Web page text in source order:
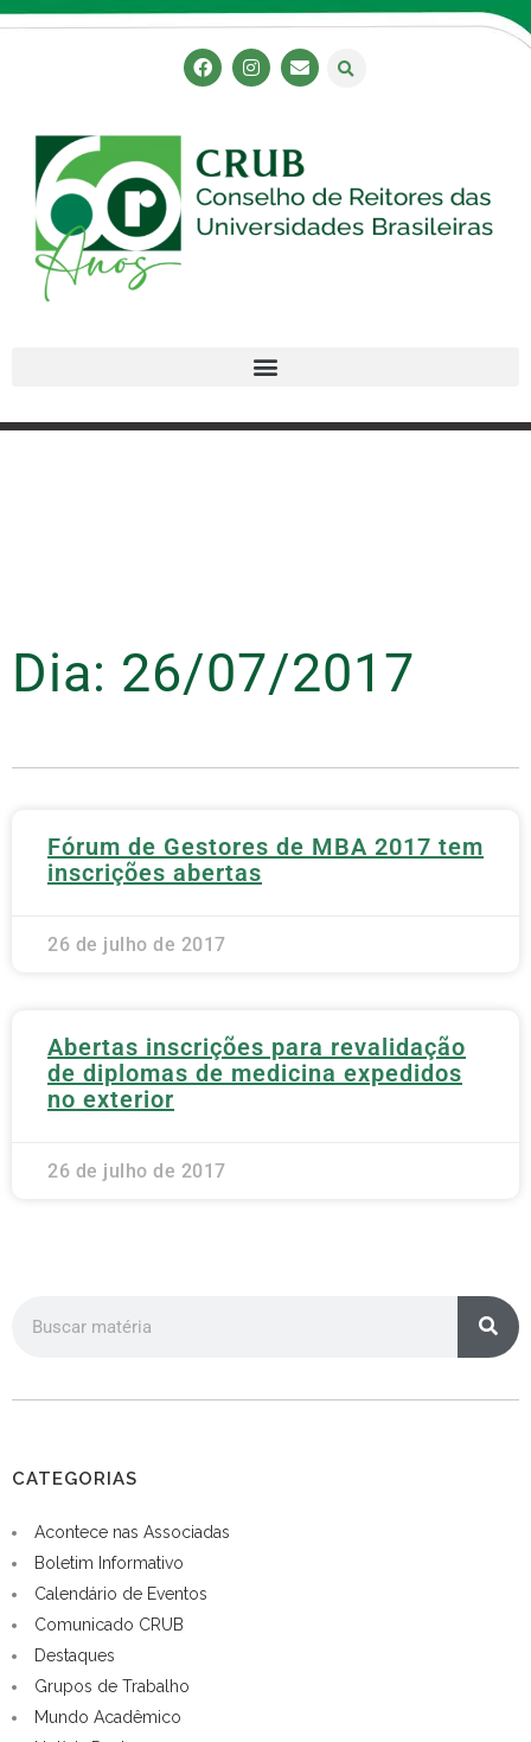
Dia: 26/07/2017
Fórum de Gestores de MBA 2017 tem
inscrições abertas
26 de julho de 2017
Abertas inscrições para revalidação
de diplomas de medicina expedidos
no exterior
26 de julho de 2017
CATEGORIAS
Acontece nas Associadas
Boletim Informativo
Calendário de Eventos
Comunicado CRUB
Destaques
Grupos de Trabalho
Mundo Acadêmico